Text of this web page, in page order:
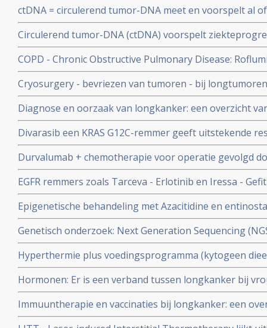
procent naar 51 procent, aldus gerandomiseerde studie
ctDNA = circulerend tumor-DNA meet en voorspelt al
kankercellen bij patienten met niet-kleincellige
operatieve behandeling
Circulerend tumor-DNA (ctDNA) voorspelt
kleincellige longkanker (EGFR - mutatie) die worden
tyrosinekinaseremmers
COPD - Chronic Obstructive Pulmonary Disease:
COPD patiënten aldus fase III studie bij 1411 COPD
Cryosurgery - bevriezen van tumoren - bij
hoopgevend.
Diagnose en oorzaak van longkanker: een overzicht
ontwikkelingen. Scroll in linkerkolom voor artikelen
Divarasib een KRAS G12C-remmer geeft uitstekende
ziekteprogressievrije tijd en overall overleving bij
longkanker in vergelijking met sotorasib en adagrasib
Durvalumab + chemotherapie voor operatie gevolgd
chemo geeft meer complete remissies bij patiënten
longkanker
EGFR remmers zoals Tarceva - Erlotinib en Iressa -
artikelen en recente ontwikkelingen.
Epigenetische behandeling met Azacitidine en
goede resultaten bij uitbehandelde patienten met
Genetisch onderzoek: Next Generation Sequencing
betere en gerichtere behandeling geven copy 1
Hyperthermie plus voedingsprogramma (kytogeen
zuurstoftherapie aanvullend op chemo geeft
overall overleving (42 maanden) bij patienten met
longkanker copy 1 copy 1
Hormonen: Er is een verband tussen longkanker bij
Na 5 jaar bleken vrouwen uit de hormoongroep een
hebben dan vrouwen die geen hormonen gebruikten.
longkankerpatienten.
Immuuntherapie en vaccinaties bij longkanker: een
en artikelen en recente ontwikkelingen.